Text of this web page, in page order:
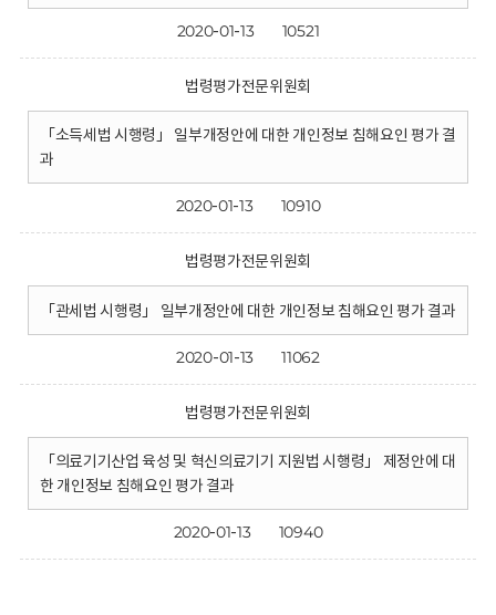
2020-01-13 10521
법령평가전문위원회
「소득세법 시행령」 일부개정안에 대한 개인정보 침해요인 평가 결
과
2020-01-13 10910
법령평가전문위원회
「관세법 시행령」 일부개정안에 대한 개인정보 침해요인 평가 결과
2020-01-13 11062
법령평가전문위원회
「의료기기산업 육성 및 혁신의료기기 지원법 시행령」 제정안에 대
한 개인정보 침해요인 평가 결과
2020-01-13 10940